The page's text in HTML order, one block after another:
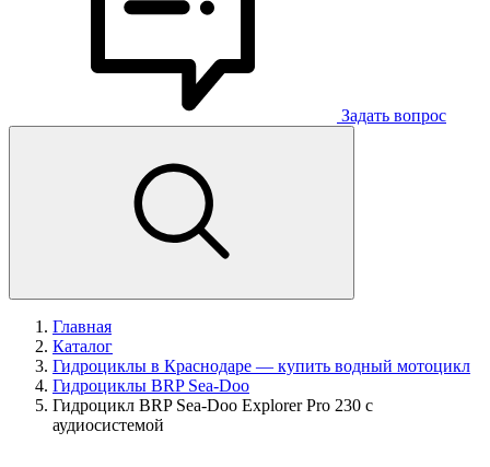
Задать вопрос
Главная
Каталог
Гидроциклы в Краснодаре — купить водный мотоцикл
Гидроциклы BRP Sea-Doo
Гидроцикл BRP Sea-Doo Explorer Pro 230 с
аудиосистемой